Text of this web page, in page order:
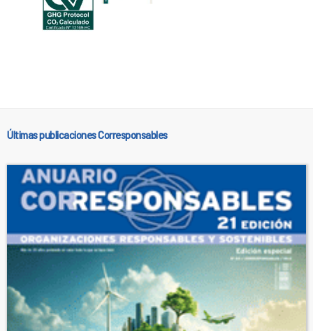
Últimas publicaciones Corresponsables